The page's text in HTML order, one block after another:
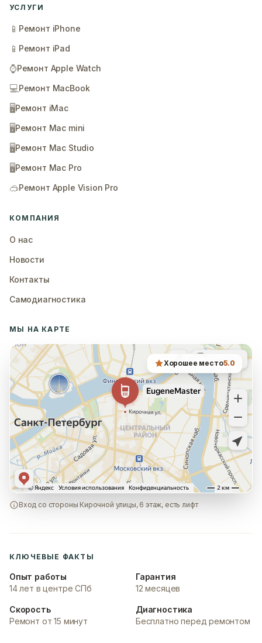
УСЛУГИ
📱 Ремонт iPhone
📱 Ремонт iPad
⌚Ремонт Apple Watch
💻Ремонт MacBook
🖥️Ремонт iMac
🖥️Ремонт Mac mini
🖥️Ремонт Mac Studio
🖥️Ремонт Mac Pro
🥽Ремонт Apple Vision Pro
КОМПАНИЯ
О нас
Новости
Контакты
Самодиагностика
МЫ НА КАРТЕ
Хорошее место5.0
Вход со стороны Кирочной улицы, 6 этаж, есть лифт
КЛЮЧЕВЫЕ ФАКТЫ
Опыт работы
14 лет в центре СПб
Гарантия
12 месяцев
Скорость
Ремонт от 15 минут
Диагностика
Бесплатно перед ремонтом